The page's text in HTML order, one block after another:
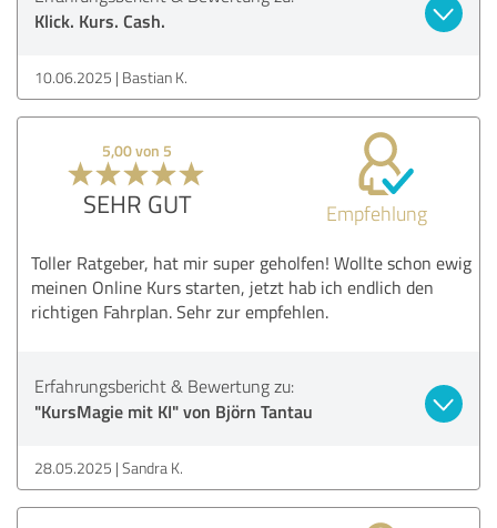
Klick. Kurs. Cash.
10.06.2025 Bastian K.
5,00 von 5
SEHR GUT Empfehlung
Toller Ratgeber, hat mir super geholfen! Wollte schon ewig
meinen Online Kurs starten, jetzt hab ich endlich den
richtigen Fahrplan. Sehr zur empfehlen.
Erfahrungsbericht & Bewertung zu:
"KursMagie mit KI" von Björn Tantau
28.05.2025 Sandra K.